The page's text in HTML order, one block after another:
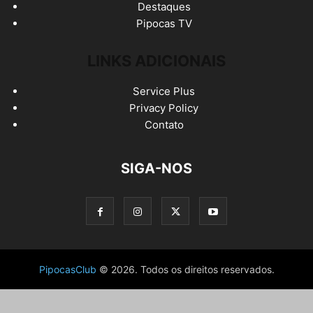
Destaques
Pipocas TV
Service Plus
Privacy Policy
Contato
SIGA-NOS
PipocasClub © 2026. Todos os direitos reservados.